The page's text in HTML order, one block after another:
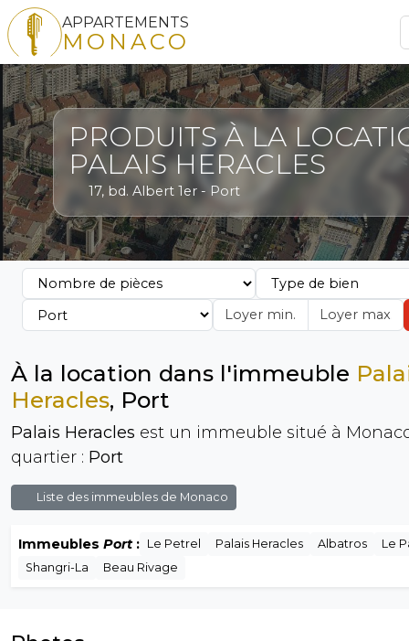
APPARTEMENTS
MONACO
PRODUITS À LA
PALAIS HERACLES
17, bd. Albert 1er - Port
À la location dans l'immeuble
Heracles, Port
Palais Heracles est un immeuble situé à
quartier : Port
Liste des immeubles de Monaco
Immeubles Port: Le Petrel Palais Heracles Albatros
Le
Shangri-La
Beau Rivage